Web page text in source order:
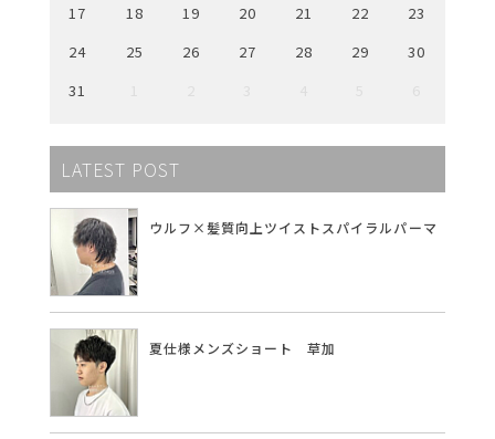
17
18 19 20 21 22
23
24
25 26 27 28 29
30
31
LATEST POST
ウルフ×髪質向上ツイストスパイラルパーマ
夏仕様メンズショート 草加